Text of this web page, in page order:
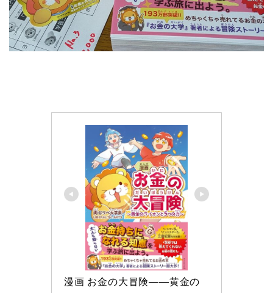
漫画 お金の大冒険――黄金の